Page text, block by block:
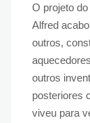
O projeto
Alfred
outros,
outros
posteriores
viveu para